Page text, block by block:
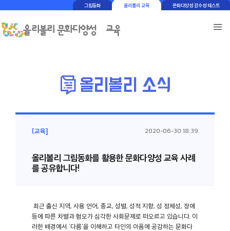
그림동화 올리볼리 교육 문화다양성 감수성 테스트
[교육] 2020-06-30 18:39
올리볼리 그림동화를 활용한 문화다양성 교육 사례
를 공유합니다!
최근 출신 지역, 사용 언어, 종교, 성별, 성적 지향, 성 정체성, 장애
등에 따른 차별과 혐오가 심각한 사회문제로 떠오르고 있습니다. 이
러한 배경에서 ‘다름'을 이해하고 타인의 아픔에 공감하는 문화다